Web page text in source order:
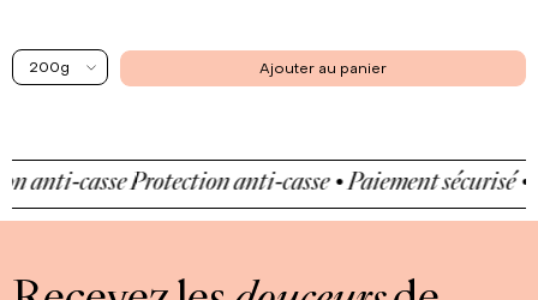
200g Ajouter au panier
anti-casseProtection anti-casse • Paiement sécurisé •